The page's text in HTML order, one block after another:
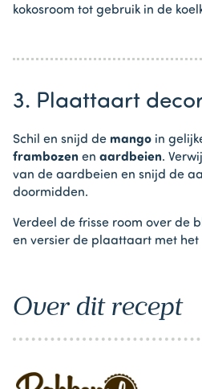
kokosroom tot gebruik in de
3. Plaattaart
Schil en snijd de mango in
frambozen en aardbeien.
van de aardbeien en snijd de
doormidden.
Verdeel de frisse room over de
en versier de plaattaart met het
Over dit recept